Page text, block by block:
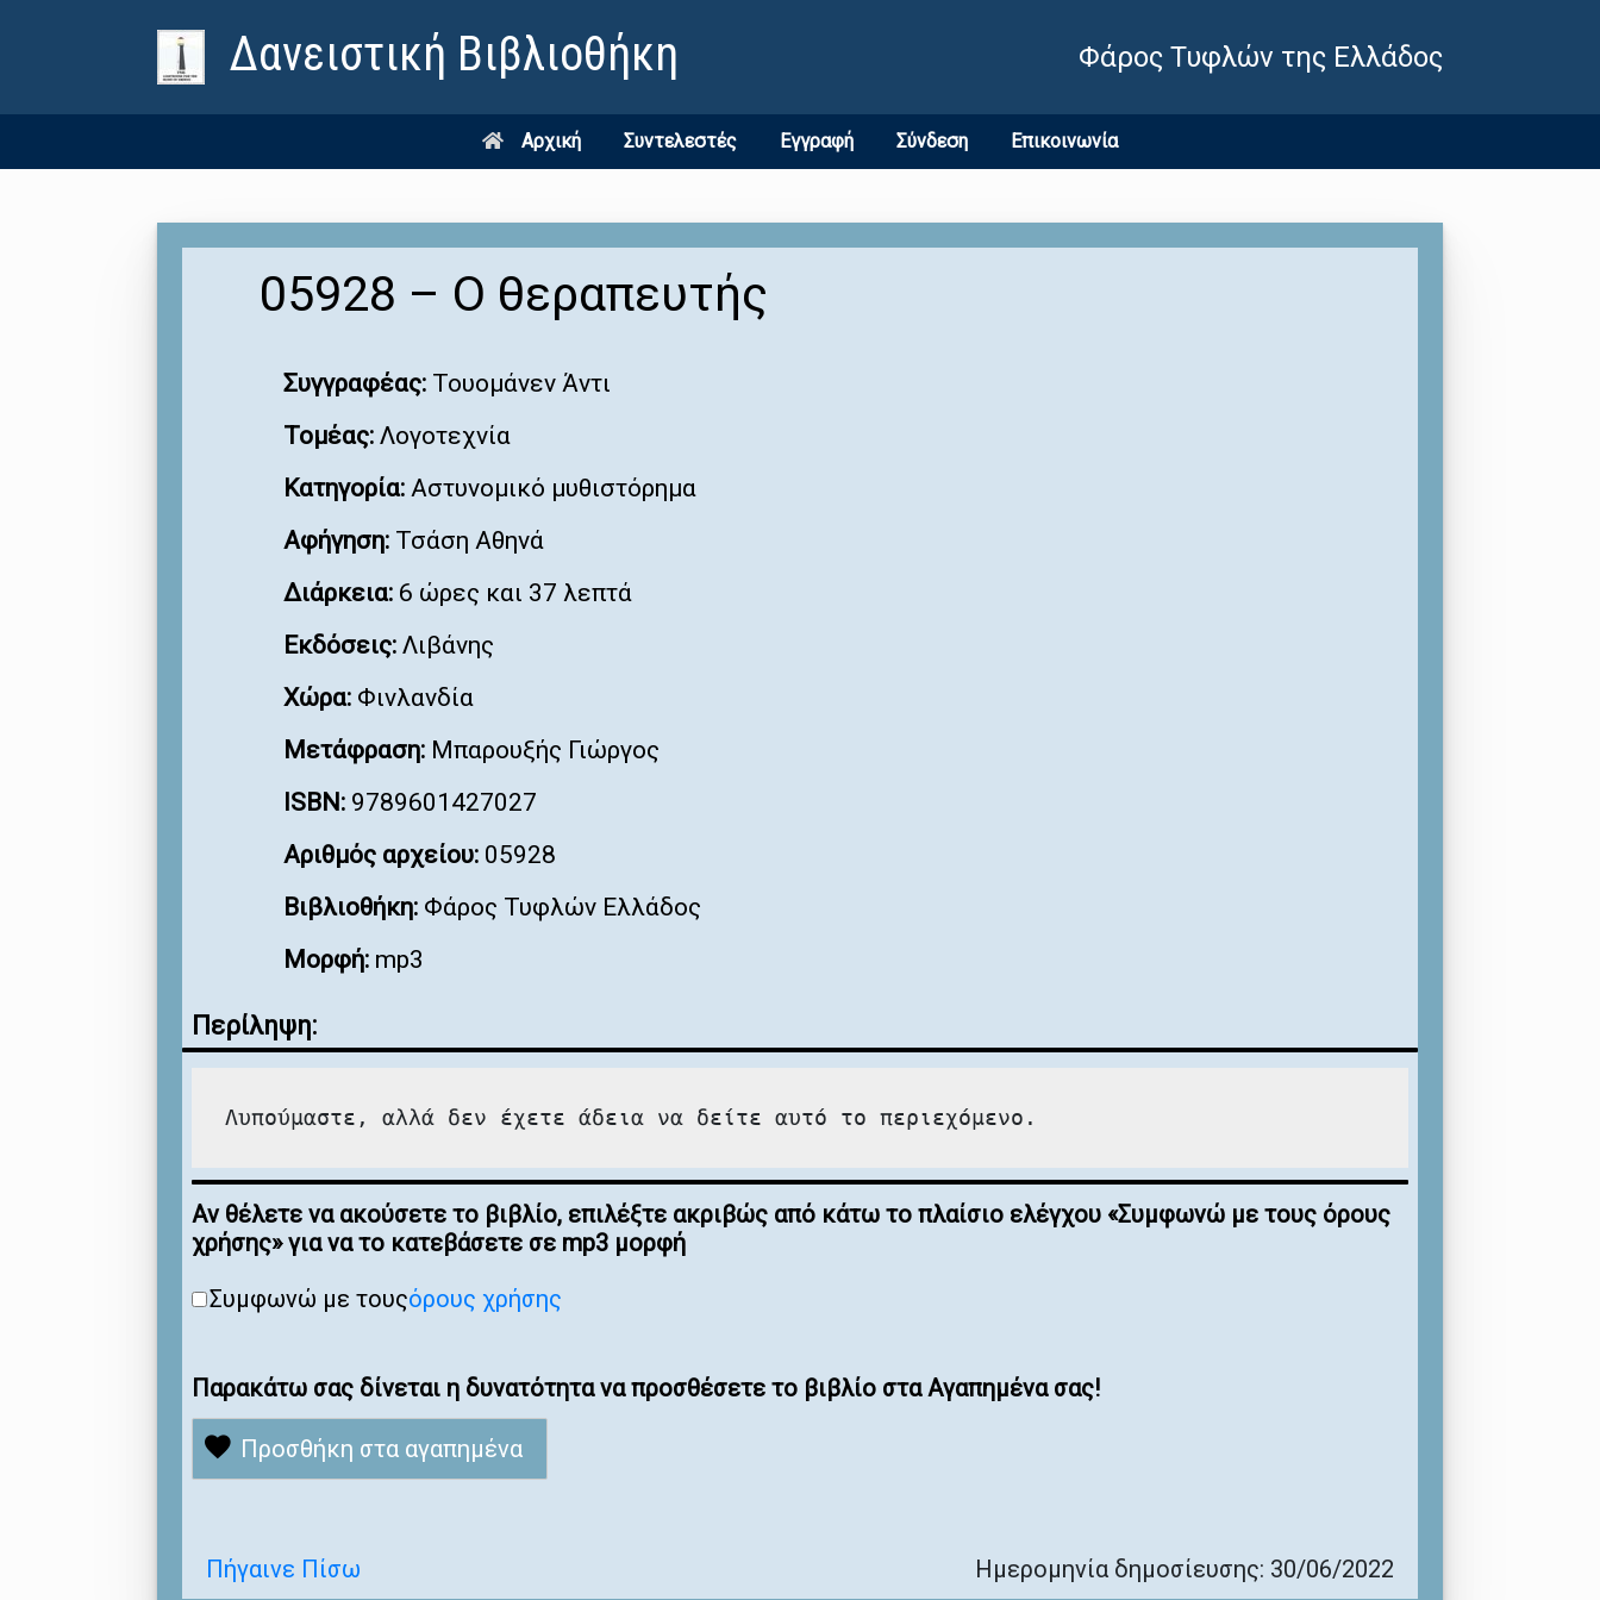
Δανειστική Βιβλιοθήκη Φάρος Τυφλών της Ελλάδος
Αρχική Συντελεστές Εγγραφή Σύνδεση Επικοινωνία
05928 – Ο θεραπευτής
Συγγραφέας: Τουομάνεν Άντι
Τομέας: Λογοτεχνία
Κατηγορία: Αστυνομικό μυθιστόρημα
Αφήγηση: Τσάση Αθηνά
Διάρκεια: 6 ώρες και 37 λεπτά
Εκδόσεις: Λιβάνης
Χώρα: Φινλανδία
Μετάφραση: Μπαρουξής Γιώργος
ISBN: 9789601427027
Αριθμός αρχείου: 05928
Βιβλιοθήκη: Φάρος Τυφλών Ελλάδος
Μορφή: mp3
Περίληψη:
Λυπούμαστε, αλλά δεν έχετε άδεια να δείτε αυτό το περιεχόμενο.
Αν θέλετε να ακούσετε το βιβλίο, επιλέξτε ακριβώς από κάτω το πλαίσιο ελέγχου «Συμφωνώ με τους όρους
χρήσης» για να το κατεβάσετε σε mp3 μορφή
Συμφωνώ με τουςόρους χρήσης
Παρακάτω σας δίνεται η δυνατότητα να προσθέσετε το βιβλίο στα Αγαπημένα σας!
Προσθήκη στα αγαπημένα
Πήγαινε Πίσω Ημερομηνία δημοσίευσης: 30/06/2022